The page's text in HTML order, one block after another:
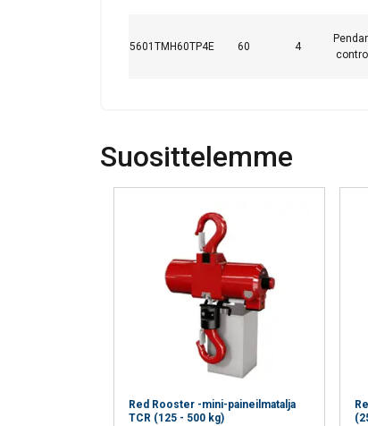
5601TMH60TP4E 60 4
control
Standardi:
Suosittelemme
Red Rooster -mini-paineilmatalja
TCR (125 - 500 kg)
Käytämme
tietoja
muihin